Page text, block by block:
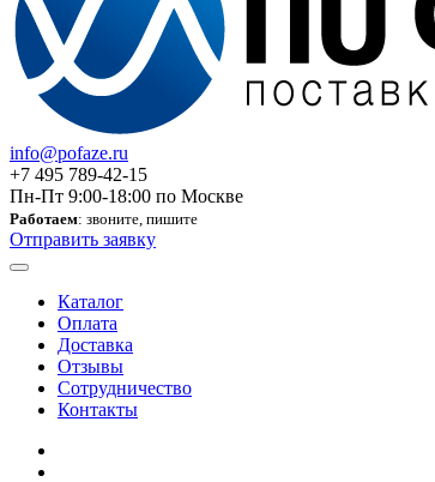
info@pofaze.ru
+7 495 789-42-15
Пн-Пт 9:00-18:00 по Москве
Работаем: звоните, пишите
Отправить заявку
Каталог
Оплата
Доставка
Отзывы
Сотрудничество
Контакты